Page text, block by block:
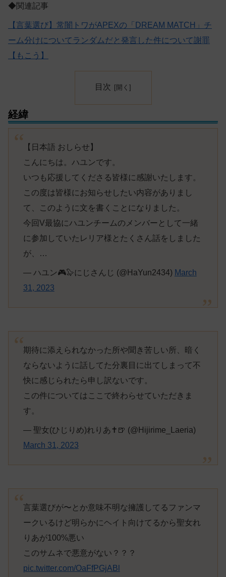
◆関連記事
【言葉選び】常闇トワがAPEXの「DREAM MATCH」チ
ーム分けについてランダムだと発言した件について謝罪
【もこう】
目次
経緯
【日本語 おしらせ】
こんにちは。ハユンです。
いつも応援してくださる皆様に感謝いたします。
この度は皆様にお知らせしたい内容がありまし
て、このように文を書くことになりました。
今回V最協にハユンチームのメンバーとして一緒
に参加していたレリア様とたくさん話をしました
が、…
— ハユン🎮🦭にじさんじ (@HaYun2434) March
31, 2023
期待に添えられなかった所や聞き苦しい所、暗く
ならないように話してた分裏目に出てしまって不
快に感じられたら申し訳ないです。
この件についてはここで終わらせていただきま
す。
— 聖女(ひじりめ)れりあ✝🍺 (@Hijirime_Laeria)
March 31, 2023
言葉選びが〜とか意味不明な擁護してるファンマ
ークいるけど明らかにヘイト向けてるから聖女れ
りあが100%悪い
このサムネで悪意がない？？？
pic.twitter.com/OaFfPGjABl